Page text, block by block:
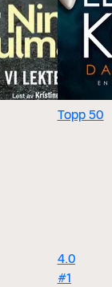
Topp 50
4.0
#1